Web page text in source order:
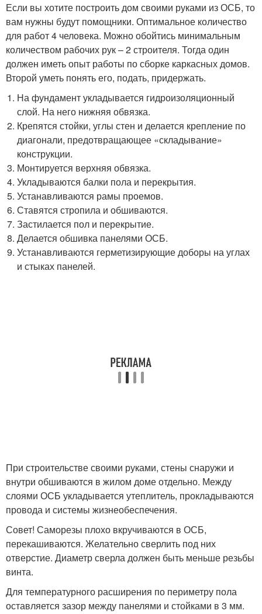
Если вы хотите построить дом своими руками из ОСБ, то
вам нужны будут помощники. Оптимальное количество
для работ 4 человека. Можно обойтись минимальным
количеством рабочих рук – 2 строителя. Тогда один
должен иметь опыт работы по сборке каркасных домов.
Второй уметь понять его, подать, придержать.
На фундамент укладывается гидроизоляционный
слой. На него нижняя обвязка.
Крепятся стойки, углы стен и делается крепление по
диагонали, предотвращающее «складывание»
конструкции.
Монтируется верхняя обвязка.
Укладываются балки пола и перекрытия.
Устанавливаются рамы проемов.
Ставятся стропила и обшиваются.
Застилается пол и перекрытие.
Делается обшивка панелями ОСБ.
Устанавливаются герметизирующие доборы на углах
и стыках панелей.
При строительстве своими руками, стены снаружи и
внутри обшиваются в жилом доме отдельно. Между
слоями ОСБ укладывается утеплитель, прокладываются
провода и системы жизнеобеспечения.
Совет! Саморезы плохо вкручиваются в ОСБ,
перекашиваются. Желательно сверлить под них
отверстие. Диаметр сверла должен быть меньше резьбы
винта.
Для температурного расширения по периметру пола
оставляется зазор между панелями и стойками в 3 мм.